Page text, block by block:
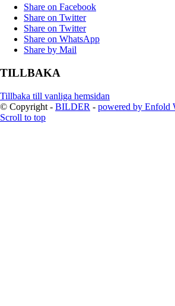
Share on Facebook
Share on Twitter
Share on Twitter
Share on WhatsApp
Share by Mail
TILLBAKA
Tillbaka till vanliga hemsidan
© Copyright - BILDER - powered by Enfold
Scroll to top